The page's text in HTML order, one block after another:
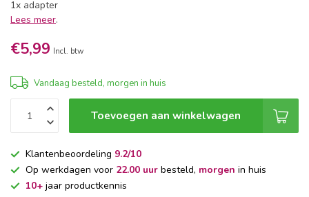
1x adapter
Lees meer.
€5,99 Incl. btw
Vandaag besteld, morgen in huis
Toevoegen aan winkelwagen
Klantenbeoordeling 9.2/10
Op werkdagen voor 22.00 uur besteld, morgen in huis
10+ jaar productkennis